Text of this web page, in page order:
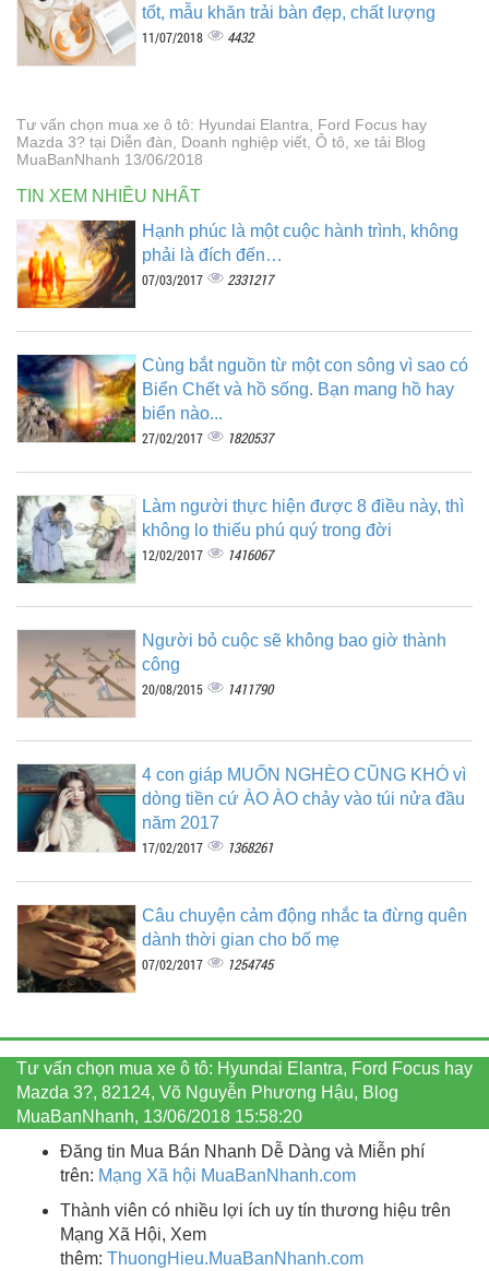
tốt, mẫu khăn trải bàn đẹp, chất lượng
11/07/2018 4432
Tư vấn chọn mua xe ô tô: Hyundai Elantra, Ford Focus hay
Mazda 3? tại Diễn đàn, Doanh nghiệp viết, Ô tô, xe tải Blog
MuaBanNhanh 13/06/2018
TIN XEM NHIỀU NHẤT
Hạnh phúc là một cuộc hành trình, không
phải là đích đến…
07/03/2017 2331217
Cùng bắt nguồn từ một con sông vì sao có
Biển Chết và hồ sống. Bạn mang hồ hay
biển nào...
27/02/2017 1820537
Làm người thực hiện được 8 điều này, thì
không lo thiếu phú quý trong đời
12/02/2017 1416067
Người bỏ cuộc sẽ không bao giờ thành
công
20/08/2015 1411790
4 con giáp MUỐN NGHÈO CŨNG KHÓ vì
dòng tiền cứ ÀO ÀO chảy vào túi nửa đầu
năm 2017
17/02/2017 1368261
Câu chuyện cảm động nhắc ta đừng quên
dành thời gian cho bố mẹ
07/02/2017 1254745
Tư vấn chọn mua xe ô tô: Hyundai Elantra, Ford Focus hay
Mazda 3?, 82124, Võ Nguyễn Phương Hậu, Blog
MuaBanNhanh, 13/06/2018 15:58:20
Đăng tin Mua Bán Nhanh Dễ Dàng và Miễn phí
trên: Mạng Xã hội MuaBanNhanh.com
Thành viên có nhiều lợi ích uy tín thương hiệu trên
Mạng Xã Hội, Xem
thêm: ThuongHieu.MuaBanNhanh.com